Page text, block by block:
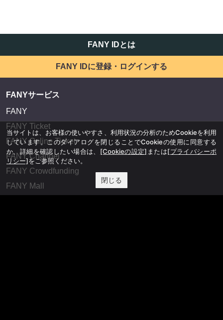
FANY IDとは
FANY IDに登録・ログインする
FANYサービス
FANY
FANY Ticket
FANY Online Ticket
FANY Channel
FANY Crowdfunding
FANY Mall
当サイトは、お客様の使いやすさ、利用状況の分析のためCookieを利用
しています。このダイアログを閉じることでCookieの使用に同意する
か、詳細を確認したい場合は、 [Cookieの設定] または[プライバシーポ
リシー]をご参照ください。
閉じる